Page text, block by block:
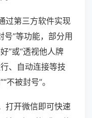
过第三方软件实现
号”等功能，部分用
”或“透视他人牌
、自动连接等技
不被封号”。
打开微信即可快速